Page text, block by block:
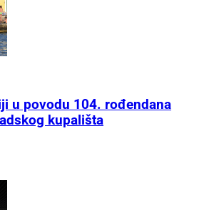
u povodu 104. rođendana
kupališta